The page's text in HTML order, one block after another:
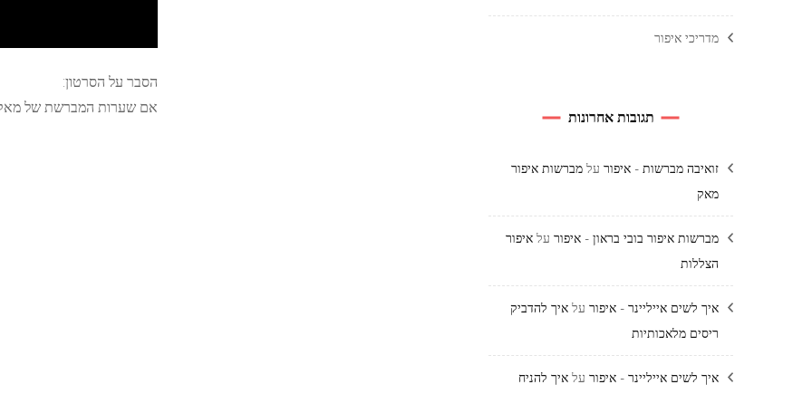
הסבר על הסרטון:
אם שערות המברשת של
מדריכי איפור
תגובות אחרונות
זואיבה מברשות - איפור על מברשות איפור
מאק
מברשות איפור בובי בראון - איפור על איפור
הצללות
איך לשים אייליינר - איפור על איך להדביק
ריסים מלאכותיות
איך לשים אייליינר - איפור על איך להניח